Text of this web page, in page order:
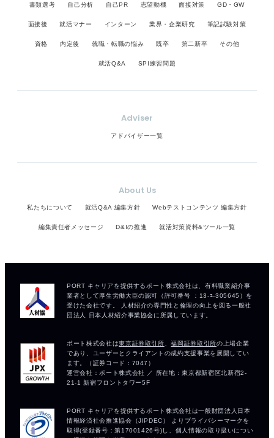
書類選考 自己分析 自己PR 志望動機 面接対策 GD・GW
面接後 就活マナー インターン 業界・企業研究 筆記試験対策
資格 内定後 就職・転職の悩み 既卒 第二新卒 その他
就活Q&A SPI練習問題
Adviser
アドバイザー一覧
About Us
私たちについて 就活Q&A 編集方針 Webテストコンテンツ 編集方針
編集責任者メッセージ D&Iの推進 就活対策資料&ツール一覧